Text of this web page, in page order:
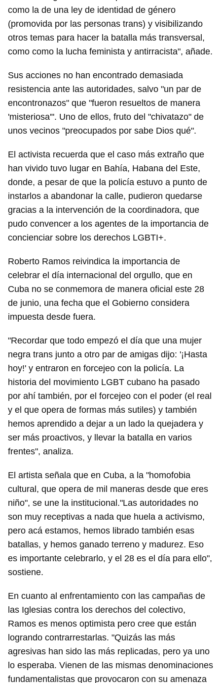
como la de una ley de identidad de género
(promovida por las personas trans) y visibilizando
otros temas para hacer la batalla más transversal,
como como la lucha feminista y antirracista", añade.
Sus acciones no han encontrado demasiada
resistencia ante las autoridades, salvo "un par de
encontronazos" que "fueron resueltos de manera
'misteriosa'". Uno de ellos, fruto del "chivatazo" de
unos vecinos "preocupados por sabe Dios qué".
El activista recuerda que el caso más extraño que
han vivido tuvo lugar en Bahía, Habana del Este,
donde, a pesar de que la policía estuvo a punto de
instarlos a abandonar la calle, pudieron quedarse
gracias a la intervención de la coordinadora, que
pudo convencer a los agentes de la importancia de
concienciar sobre los derechos LGBTI+.
Roberto Ramos reivindica la importancia de
celebrar el día internacional del orgullo, que en
Cuba no se conmemora de manera oficial este 28
de junio, una fecha que el Gobierno considera
impuesta desde fuera.
"Recordar que todo empezó el día que una mujer
negra trans junto a otro par de amigas dijo: '¡Hasta
hoy!' y entraron en forcejeo con la policía. La
historia del movimiento LGBT cubano ha pasado
por ahí también, por el forcejeo con el poder (el real
y el que opera de formas más sutiles) y también
hemos aprendido a dejar a un lado la quejadera y
ser más proactivos, y llevar la batalla en varios
frentes", analiza.
El artista señala que en Cuba, a la "homofobia
cultural, que opera de mil maneras desde que eres
niño", se une la institucional."Las autoridades no
son muy receptivas a nada que huela a activismo,
pero acá estamos, hemos librado también esas
batallas, y hemos ganado terreno y madurez. Eso
es importante celebrarlo, y el 28 es el día para ello",
sostiene.
En cuanto al enfrentamiento con las campañas de
las Iglesias contra los derechos del colectivo,
Ramos es menos optimista pero cree que están
logrando contrarrestarlas. "Quizás las más
agresivas han sido las más replicadas, pero ya uno
lo esperaba. Vienen de las mismas denominaciones
fundamentalistas que provocaron con su amenaza